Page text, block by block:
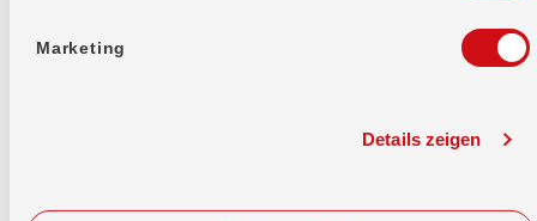
Marketing
Details zeigen